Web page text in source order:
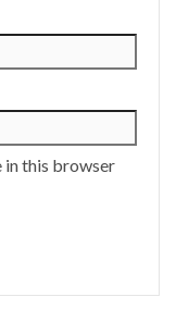
in this browser